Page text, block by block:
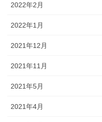
2022年2月
2022年1月
2021年12月
2021年11月
2021年5月
2021年4月